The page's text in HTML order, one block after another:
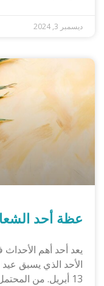
ديسمبر 3, 2024
عظة أحد
يعد أحد أهم
13 أبريل. من المحتمل أن